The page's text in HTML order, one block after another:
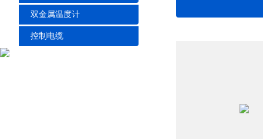
双金属温度计
控制电缆